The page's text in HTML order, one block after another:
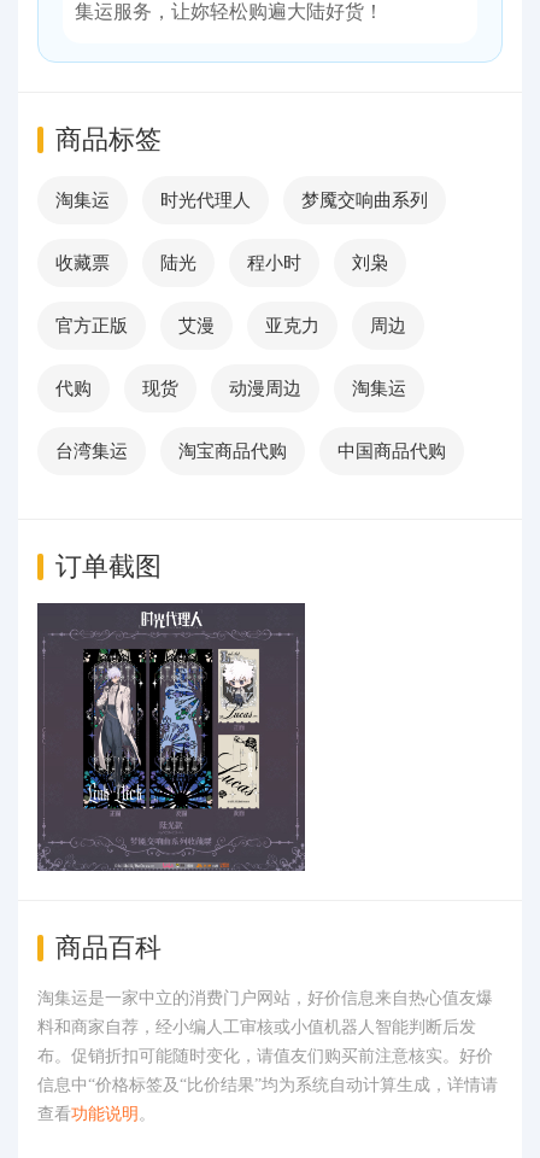
集运服务，让妳轻松购遍大陆好货！
商品标签
淘集运 时光代理人 梦魇交响曲系列
收藏票 陆光 程小时 刘枭
官方正版 艾漫 亚克力 周边
代购 现货 动漫周边 淘集运
台湾集运 淘宝商品代购 中国商品代购
订单截图
商品百科
淘集运是一家中立的消费门户网站，好价信息来自热心值友爆
料和商家自荐，经小编人工审核或小值机器人智能判断后发
布。促销折扣可能随时变化，请值友们购买前注意核实。好价
信息中“价格标签及“比价结果”均为系统自动计算生成，详情请
查看功能说明 。